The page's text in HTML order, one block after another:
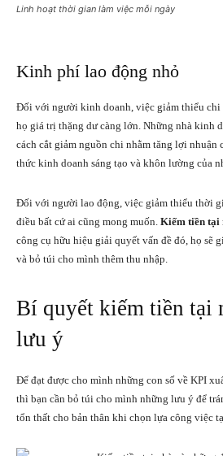
Linh hoạt thời gian làm việc mỗi ngày
Kinh phí lao động nhỏ
Đối với người kinh doanh, việc giảm thiểu chi
họ giá trị thặng dư càng lớn. Những nhà kinh
cách cắt giảm nguồn chi nhằm tăng lợi nhuận
thức kinh doanh sáng tạo và khôn lường của
Đối với người lao động, việc giảm thiểu thời
điều bất cứ ai cũng mong muốn. Kiếm tiền tại
công cụ hữu hiệu giải quyết vấn đề đó, họ sẽ
và bỏ túi cho mình thêm thu nhập.
Bí quyết kiếm tiền tại
lưu ý
Để đạt được cho mình những con số về KPI
thì bạn cần bỏ túi cho mình những lưu ý để
tổn thất cho bản thân khi chọn lựa công việc